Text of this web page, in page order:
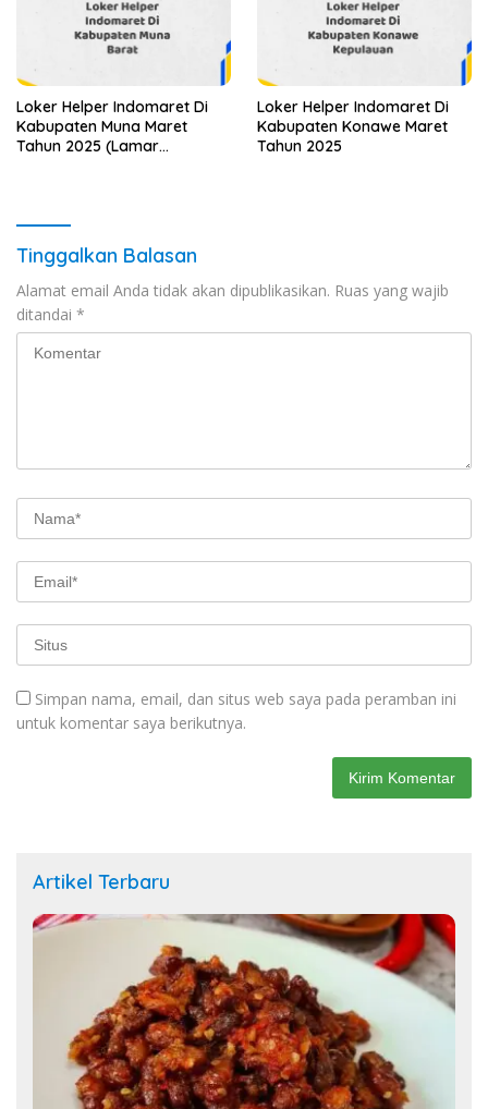
Loker Helper Indomaret Di
Kabupaten Muna Maret
Tahun 2025 (Lamar
Loker Helper Indomaret Di
Kabupaten Konawe Maret
Tahun 2025
Tinggalkan Balasan
Alamat email Anda tidak akan dipublikasikan. Ruas yang wajib
ditandai *
Simpan nama, email, dan situs web saya pada peramban ini
untuk komentar saya berikutnya.
Artikel Terbaru